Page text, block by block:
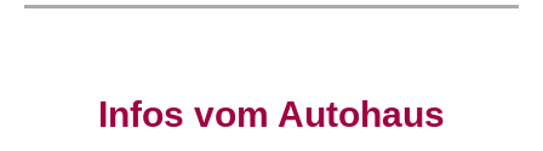
Infos vom Autohaus